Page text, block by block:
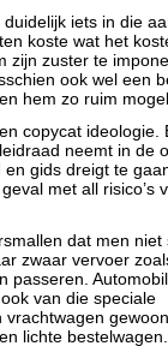
iets in die
koste wat het
zijn zuster te
ook wel een
hem zo ruim
copycat ideologie.
neemt in de
gids dreigt te
met all risico’s
dat men niet
zwaar vervoer
passeren.
van die speciale
lichte bestelwagen.